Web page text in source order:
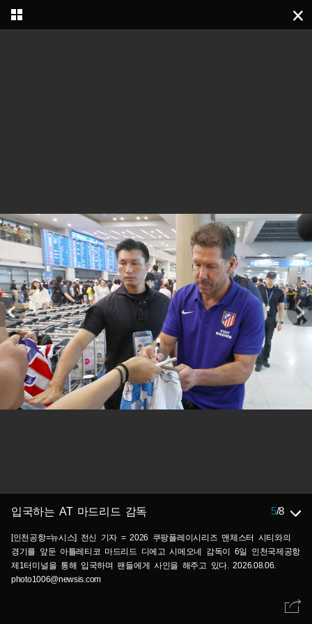
입국하는 AT 마드리드 감독 5/8
[인천공항=뉴시스] 전신 기자 = 2026 쿠팡플레이시리즈 맨체스터 시티와의
경기를 앞둔 아틀레티코 마드리드 디에고 시메오네 감독이 6일 인천국제공항
제1터미널을 통해 입국하며 팬들에게 사인을 해주고 있다. 2026.08.06.
photo1006@newsis.com